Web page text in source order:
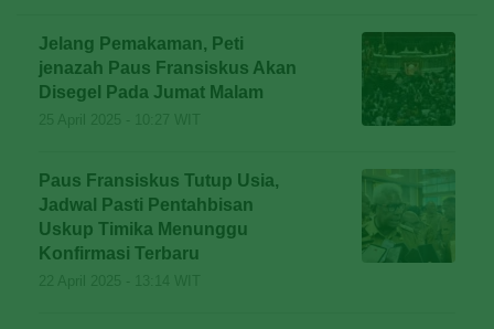
Jelang Pemakaman, Peti
jenazah Paus Fransiskus Akan
Disegel Pada Jumat Malam
Paus Fransiskus Tutup Usia,
Jadwal Pasti Pentahbisan
Uskup Timika Menunggu
Konfirmasi Terbaru